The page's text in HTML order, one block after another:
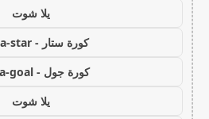
يلا شوت
كورة ستار - koora-star
كورة جول - koora-goal
يلا شوت